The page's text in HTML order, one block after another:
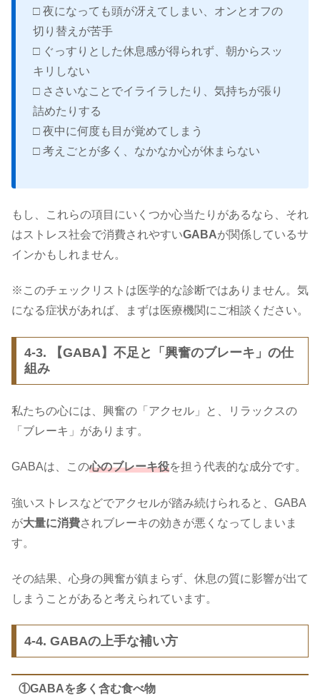
□ 夜になっても頭が冴えてしまい、オンとオフの
切り替えが苦手
□ ぐっすりとした休息感が得られず、朝からスッ
キリしない
□ ささいなことでイライラしたり、気持ちが張り
詰めたりする
□ 夜中に何度も目が覚めてしまう
□ 考えごとが多く、なかなか心が休まらない
もし、これらの項目にいくつか心当たりがあるなら、それ
はストレス社会で消費されやすいGABAが関係しているサ
インかもしれません。
※このチェックリストは医学的な診断ではありません。気
になる症状があれば、まずは医療機関にご相談ください。
4-3. 【GABA】不足と「興奮のブレーキ」の仕
組み
私たちの心には、興奮の「アクセル」と、リラックスの
「ブレーキ」があります。
GABAは、この心のブレーキ役を担う代表的な成分です。
強いストレスなどでアクセルが踏み続けられると、GABA
が大量に消費されブレーキの効きが悪くなってしまいま
す。
その結果、心身の興奮が鎮まらず、休息の質に影響が出て
しまうことがあると考えられています。
4-4. GABAの上手な補い方
①GABAを多く含む食べ物